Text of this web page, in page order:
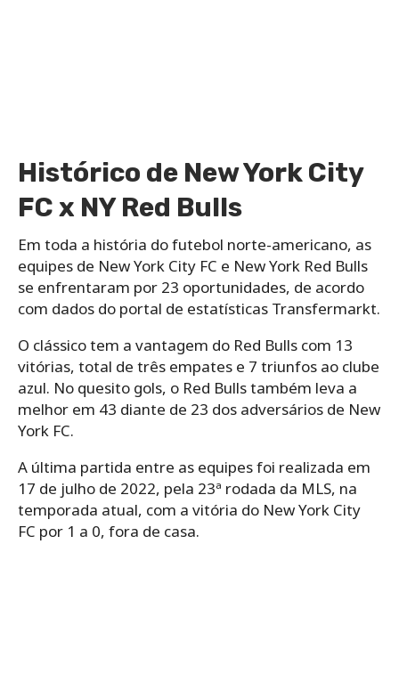
Histórico de New York City
FC x NY Red Bulls
Em toda a história do futebol norte-americano, as
equipes de New York City FC e New York Red Bulls
se enfrentaram por 23 oportunidades, de acordo
com dados do portal de estatísticas Transfermarkt.
O clássico tem a vantagem do Red Bulls com 13
vitórias, total de três empates e 7 triunfos ao clube
azul. No quesito gols, o Red Bulls também leva a
melhor em 43 diante de 23 dos adversários de New
York FC.
A última partida entre as equipes foi realizada em
17 de julho de 2022, pela 23ª rodada da MLS, na
temporada atual, com a vitória do New York City
FC por 1 a 0, fora de casa.